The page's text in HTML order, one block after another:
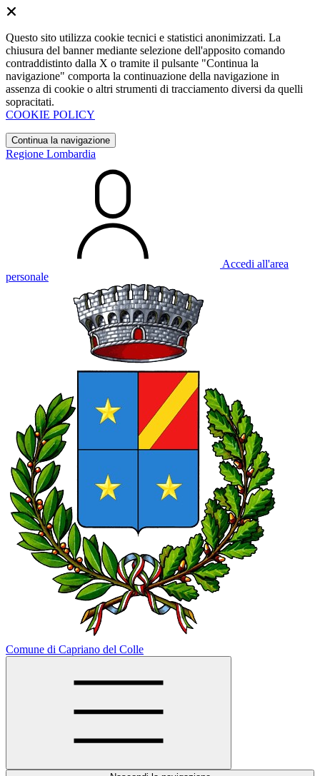
Questo sito utilizza cookie tecnici e statistici anonimizzati. La
chiusura del banner mediante selezione dell'apposito comando
contraddistinto dalla X o tramite il pulsante "Continua la
navigazione" comporta la continuazione della navigazione in
assenza di cookie o altri strumenti di tracciamento diversi da quelli
sopracitati.
COOKIE POLICY
Continua la navigazione
Regione Lombardia
Accedi all'area
personale
Comune di Capriano del Colle